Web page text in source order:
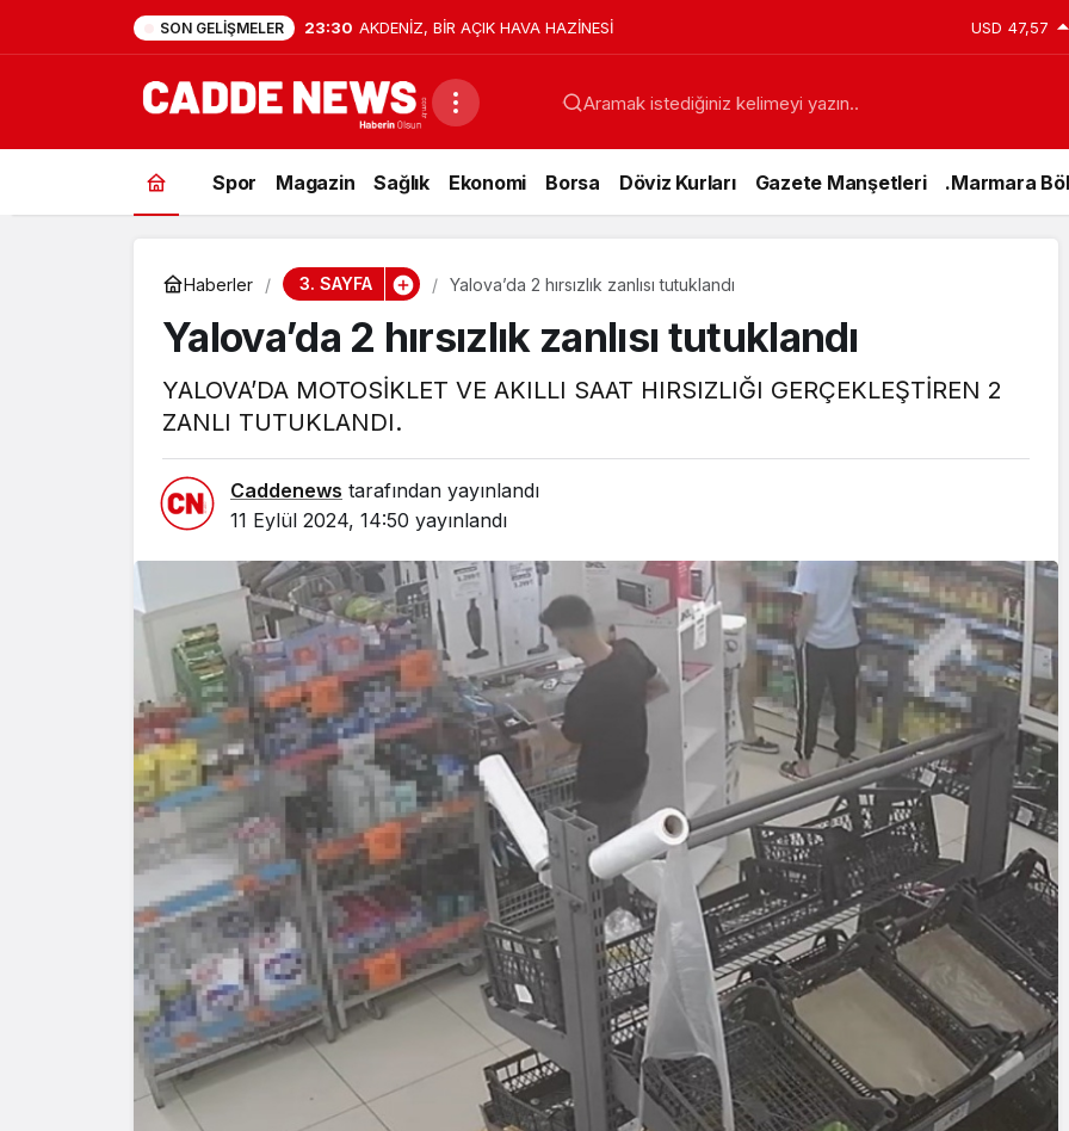
SON GELIŞMELER 23:30 AKDENİZ, BİR AÇIK HAVA HAZİNESİ USD 47,57
Aramak istediğiniz kelimeyi yazın..
Spor Magazin Sağlık Ekonomi Borsa Döviz Kurları Gazete Manşetleri .Marmara
Haberler 3. SAYFA Yalova’da 2 hırsızlık zanlısı tutuklandı
Yalova’da 2 hırsızlık zanlısı tutuklandı
YALOVA’DA MOTOSİKLET VE AKILLI SAAT HIRSIZLIĞI GERÇEKLEŞTİREN 2
ZANLI TUTUKLANDI.
Caddenews tarafından yayınlandı
11 Eylül 2024, 14:50 yayınlandı
Yazarlar
AKDENİZ, BİR AÇIK
HAVA HAZİNESİ
Cumhurbaşkanı
Erdoğan’a Suikast
Girişiminde Bulunan
FETÖ Firarisi B.K.
Afyonkarahisar’da
Yakalandı